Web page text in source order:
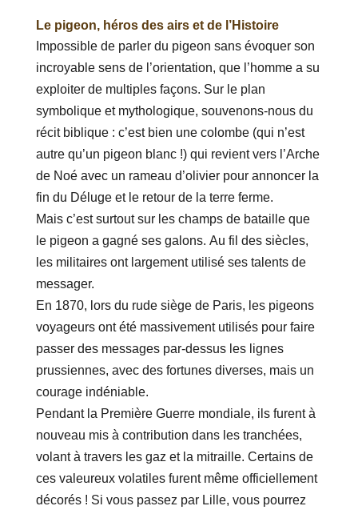
Le pigeon, héros des airs et de l’Histoire
Impossible de parler du pigeon sans évoquer son
incroyable sens de l’orientation, que l’homme a su
exploiter de multiples façons. Sur le plan
symbolique et mythologique, souvenons-nous du
récit biblique : c’est bien une colombe (qui n’est
autre qu’un pigeon blanc !) qui revient vers l’Arche
de Noé avec un rameau d’olivier pour annoncer la
fin du Déluge et le retour de la terre ferme.
Mais c’est surtout sur les champs de bataille que
le pigeon a gagné ses galons. Au fil des siècles,
les militaires ont largement utilisé ses talents de
messager.
En 1870, lors du rude siège de Paris, les pigeons
voyageurs ont été massivement utilisés pour faire
passer des messages par-dessus les lignes
prussiennes, avec des fortunes diverses, mais un
courage indéniable.
Pendant la Première Guerre mondiale, ils furent à
nouveau mis à contribution dans les tranchées,
volant à travers les gaz et la mitraille. Certains de
ces valeureux volatiles furent même officiellement
décorés ! Si vous passez par Lille, vous pourrez